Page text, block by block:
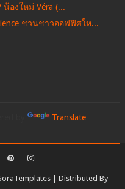
น้องใหม่ Véra (...
ชวนชาวออฟฟิศให...
Translate
| Distributed By